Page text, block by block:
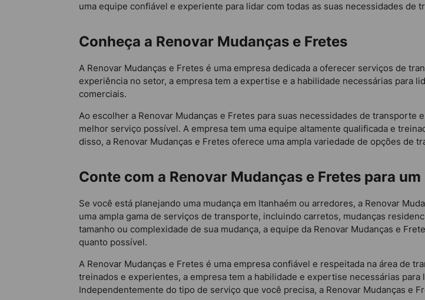
uma equipe confiável e experiente para lidar com todas as suas necessidades de
Conheça a Renovar Mudanças e Fretes
A Renovar Mudanças e Fretes é uma empresa dedicada a oferecer serviços de
experiência no setor, a empresa tem a expertise e a habilidade necessárias para
comerciais.
Ao escolher a Renovar Mudanças e Fretes para suas necessidades de
melhor serviço possível. A empresa tem uma equipe altamente qualificada e
disso, a Renovar Mudanças e Fretes oferece uma ampla variedade de opções de
Conte com a Renovar Mudanças e Fretes para
Se você está planejando uma mudança em Itanhaém ou arredores, a Renovar
uma ampla gama de serviços de transporte, incluindo carretos, mudanças
tamanho ou complexidade de sua mudança, a equipe da Renovar Mudanças e
quanto possível.
A Renovar Mudanças e Fretes é uma empresa confiável e respeitada na área de
treinados e experientes, a empresa tem a habilidade e expertise necessárias
Independentemente do tipo de serviço que você precisa, a Renovar Mudanças e